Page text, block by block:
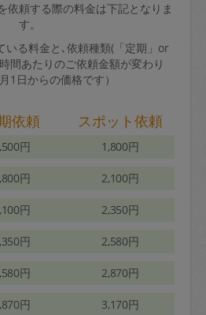
依頼する際の料金は下記となりま
す。
いる料金と､依頼種類(「定期」or
間あたりのご依頼金額が変わり
1日からの価格です）
依頼 スポット依頼
円 1,800円
円 2,100円
円 2,350円
円 2,580円
円 2,870円
円 3,170円